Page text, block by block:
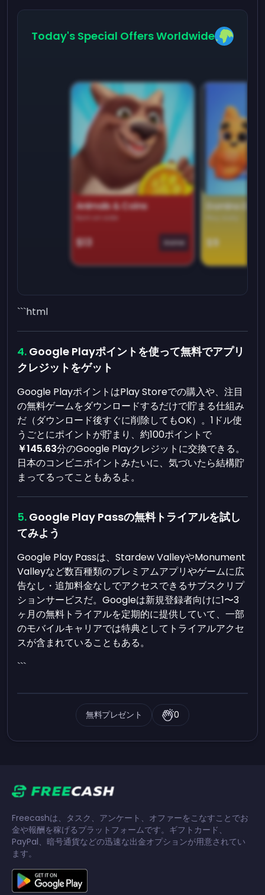
Today's Special Offers Worldwide
Animals & Coins
Earn on side
$13 Game
Domino
$9
```html
Google Playポイントを使って無料でアプリ
クレジットをゲット
Google PlayポイントはPlay Storeでの購入や、注目
の無料ゲームをダウンロードするだけで貯まる仕組み
だ（ダウンロード後すぐに削除してもOK）。1ドル使
うごとにポイントが貯まり、約100ポイントで
￥145.63分のGoogle Playクレジットに交換できる。
日本のコンビニポイントみたいに、気づいたら結構貯
まってるってこともあるよ。
Google Play Passの無料トライアルを試し
てみよう
Google Play Passは、Stardew ValleyやMonument
Valleyなど数百種類のプレミアムアプリやゲームに広
告なし・追加料金なしでアクセスできるサブスクリプ
ションサービスだ。Googleは新規登録者向けに1〜3
ヶ月の無料トライアルを定期的に提供していて、一部
のモバイルキャリアでは特典としてトライアルアクセ
スが含まれていることもある。
```
無料プレゼント 0
Freecashは、タスク、アンケート、オファーをこなすことでお
金や報酬を稼げるプラットフォームです。ギフトカード、
PayPal、暗号通貨などの迅速な出金オプションが用意されてい
ます。